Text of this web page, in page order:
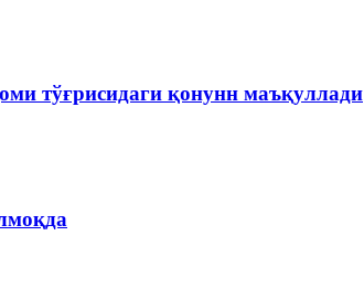
тўғрисидаги қонунн маъқуллади